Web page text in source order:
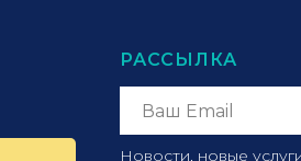
РАССЫЛКА
Новости, новые